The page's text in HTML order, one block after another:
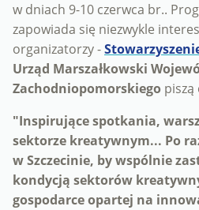
w dniach 9-10 czerwca br..
zapowiada się niezwykle
organizatorzy -
Urząd Marszałkowski
Zachodniopomorskiego piszą
"Inspirujące spotkania,
sektorze kreatywnym... Po
w Szczecinie, by wspólnie
kondycją sektorów
gospodarce opartej na